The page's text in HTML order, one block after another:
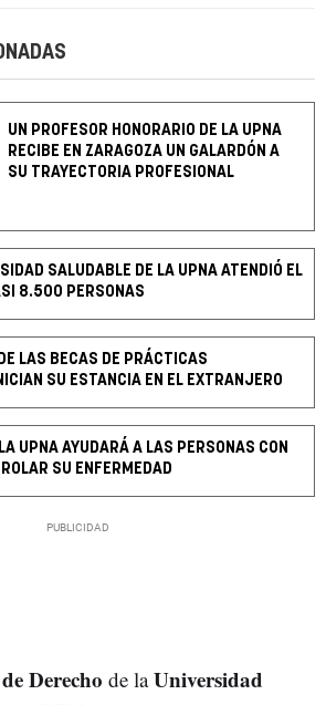
UN PROFESOR HONORARIO DE LA UPNA
RECIBE EN ZARAGOZA UN GALARDÓN A
SU TRAYECTORIA PROFESIONAL
SALUDABLE DE LA UPNA ATENDIÓ EL
8.500 PERSONAS
LAS BECAS DE PRÁCTICAS
SU ESTANCIA EN EL EXTRANJERO
UPNA AYUDARÁ A LAS PERSONAS CON
SU ENFERMEDAD
Derecho de laUniversidad